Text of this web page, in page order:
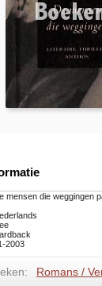
mensen die weggingen
2003
Romans /